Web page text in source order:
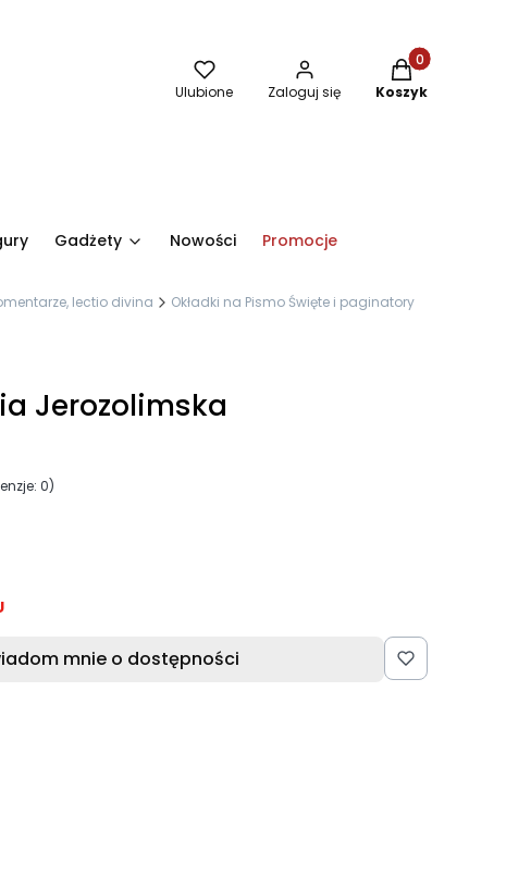
Ulubione Zaloguj się
Produkty w
Koszyk
Gadżety Nowości Promocje
lectio divina
Okładki na Pismo Święte i paginatory
Jerozolimska
0)
mnie o dostępności